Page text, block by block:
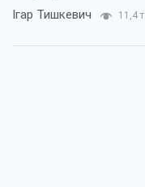
Ігар Тишкевич 11,4 т.